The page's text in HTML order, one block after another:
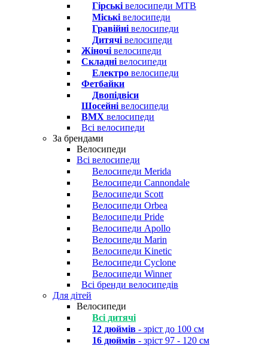
Гірські велосипеди MTB
Міські велосипеди
Гравійні велосипеди
Дитячі велосипеди
Жіночі велосипеди
Складні велосипеди
Електро велосипеди
Фетбайки
Двопідвіси
Шосейні велосипеди
BMX велосипеди
Всі велосипеди
За брендами
Велосипеди
Всі велосипеди
Велосипеди Merida
Велосипеди Cannondale
Велосипеди Scott
Велосипеди Orbea
Велосипеди Pride
Велосипеди Apollo
Велосипеди Marin
Велосипеди Kinetic
Велосипеди Cyclone
Велосипеди Winner
Всі бренди велосипедів
Для дітей
Велосипеди
Всі дитячі
12 дюймів - зріст до 100 см
16 дюймів - зріст 97 - 120 см